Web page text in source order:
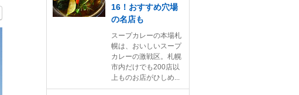
16！おすすめ穴場
の名店も
スープカレーの本場札
幌は、おいしいスープ
カレーの激戦区。札幌
市内だけでも200店以
上ものお店がひしめ...